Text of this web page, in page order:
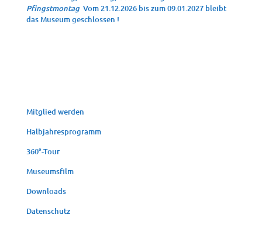
Pfingstmontag Vom 21.12.2026 bis zum 09.01.2027 bleibt
das Museum geschlossen !
Mit­glied werden
Halb­jah­res­pro­gramm
360°-Tour
Muse­ums­film
Down­loads
Daten­schutz